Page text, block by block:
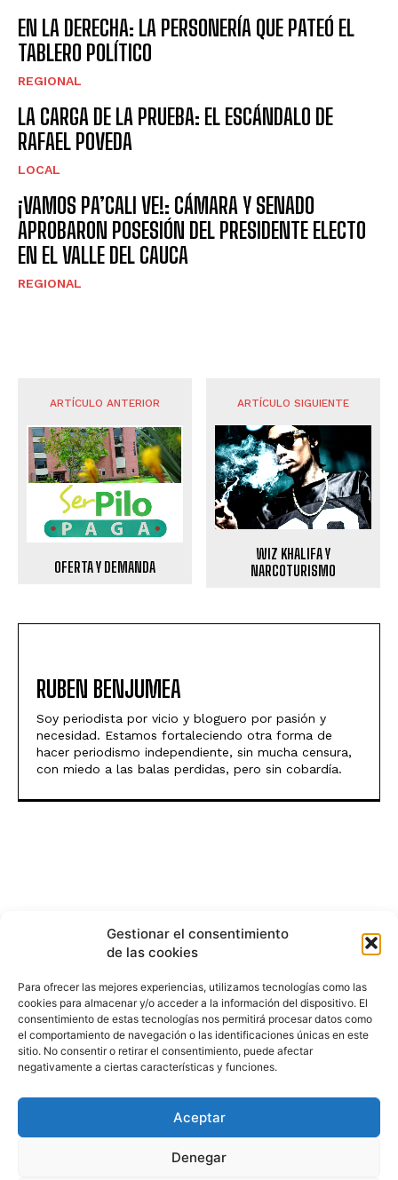
Gestionar el consentimiento
de las cookies
Para ofrecer las mejores experiencias, utilizamos tecnologías como las
cookies para almacenar y/o acceder a la información del dispositivo. El
consentimiento de estas tecnologías nos permitirá procesar datos como
el comportamiento de navegación o las identificaciones únicas en este
sitio. No consentir o retirar el consentimiento, puede afectar
negativamente a ciertas características y funciones.
Aceptar
Denegar
EN LA DERECHA: LA PERSONERÍA QUE PATEÓ EL
TABLERO POLÍTICO
REGIONAL
LA CARGA DE LA PRUEBA: EL ESCÁNDALO DE
RAFAEL POVEDA
LOCAL
¡VAMOS PA’CALI VE!: CÁMARA Y SENADO
APROBARON POSESIÓN DEL PRESIDENTE ELECTO
EN EL VALLE DEL CAUCA
REGIONAL
ARTÍCULO ANTERIOR
OFERTA Y DEMANDA
ARTÍCULO SIGUIENTE
WIZ KHALIFA Y
NARCOTURISMO
RUBEN BENJUMEA
Soy periodista por vicio y bloguero por pasión y
necesidad. Estamos fortaleciendo otra forma de
hacer periodismo independiente, sin mucha censura,
con miedo a las balas perdidas, pero sin cobardía.
HISTORIA PODCAST